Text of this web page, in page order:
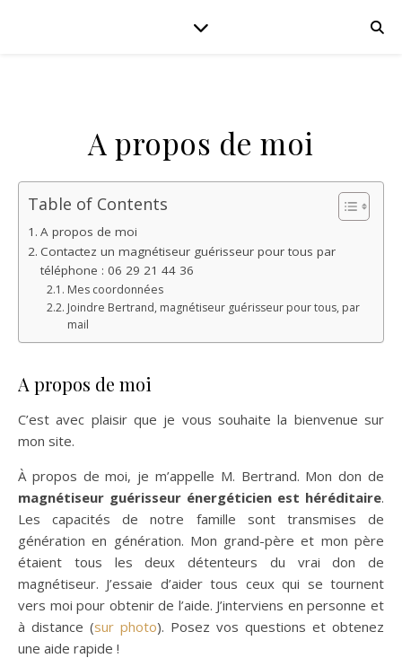
A propos de moi
Table of Contents
A propos de moi
Contactez un magnétiseur guérisseur pour tous par
téléphone : 06 29 21 44 36
Mes coordonnées
Joindre Bertrand, magnétiseur guérisseur pour tous, par
mail
A propos de moi
C’est avec plaisir que je vous souhaite la bienvenue sur
mon site.
À propos de moi, je m’appelle M. Bertrand. Mon don de
magnétiseur guérisseur énergéticien est héréditaire.
Les capacités de notre famille sont transmises de
génération en génération. Mon grand-père et mon père
étaient tous les deux détenteurs du vrai don de
magnétiseur. J’essaie d’aider tous ceux qui se tournent
vers moi pour obtenir de l’aide. J’interviens en personne et
à distance (sur photo). Posez vos questions et obtenez
une aide rapide !